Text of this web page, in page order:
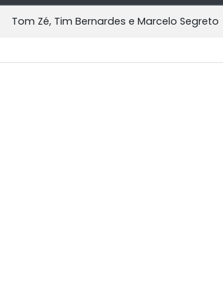
Tom Zé, Tim Bernardes e Marcelo Segreto